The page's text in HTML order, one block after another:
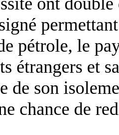
pétrole, le
étrangers et
de son
chance de